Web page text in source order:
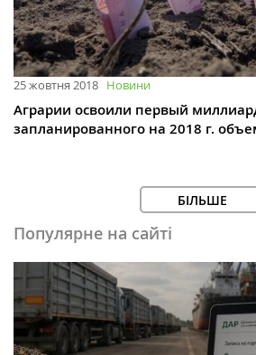
25 жовтня 2018 Новини
Аграрии освоили первый
запланированного на 2018 г.
БІЛЬШЕ
Популярне на сайті